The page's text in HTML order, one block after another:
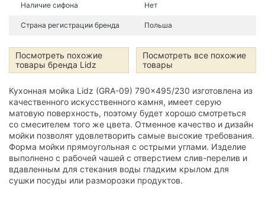
Наличие сифона Нет
Страна регистрации бренда Польша
Посмотреть похожие
товары бренда Lidz
Посмотреть все похожие
товары
Кухонная мойка Lidz (GRA-09) 790x495/230 изготовлена из
качественного искусственного камня, имеет серую
матовую поверхность, поэтому будет хорошо смотреться
со смесителем того же цвета. Отменное качество и дизайн
мойки позволят удовлетворить самые высокие требования.
Форма мойки прямоугольная с острыми углами. Изделие
выполнено с рабочей чашей с отверстием слив-перелив и
вдавленным для стекания воды гладким крылом для
сушки посуды или разморозки продуктов.